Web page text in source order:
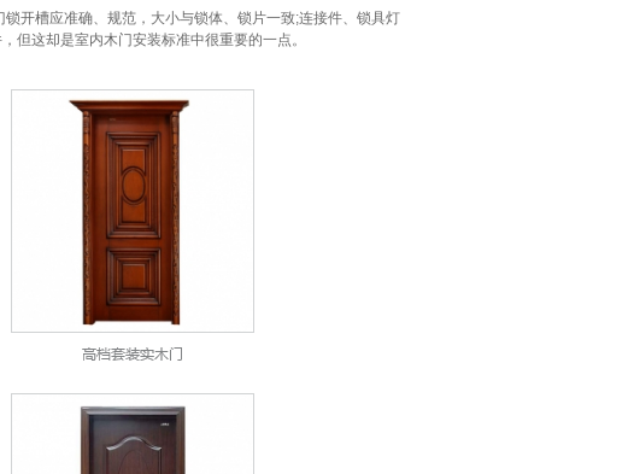
开槽应准确、规范，大小与锁体、锁片一致;连接件、锁具灯
但这却是室内木门安装标准中很重要的一点。